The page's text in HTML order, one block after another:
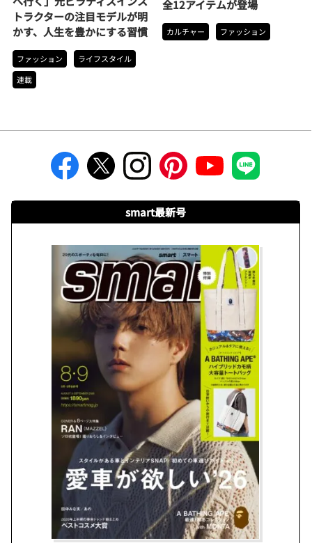
トラクターの注目モデルが明
かす、人生を豊かにする習慣
ファッション
ライフスタイル
連載
全12アイテムが登場
カルチャー ファッション
smart最新号